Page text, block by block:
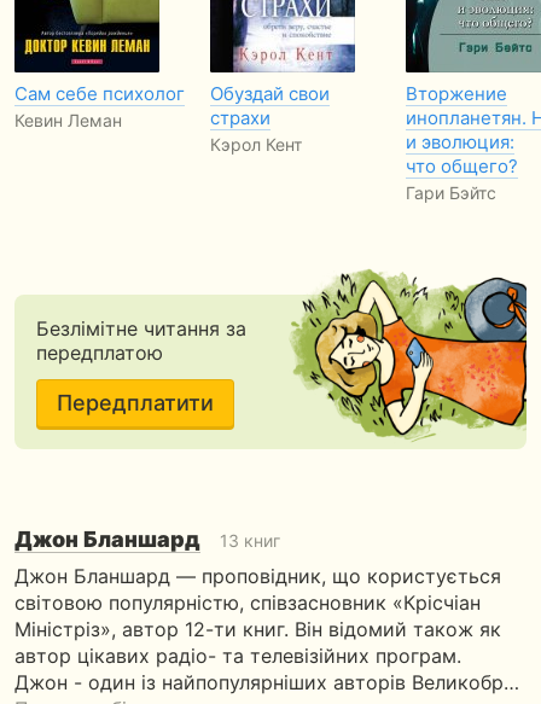
Сам себе психолог
Кевин Леман
Обуздай свои
страхи
Кэрол Кент
Вторжение
инопланетян.
и эволюция:
что общего?
Гари Бэйтс
Безлімітне читання за
передплатою
Передплатити
Джон Бланшард 13 книг
Джон Бланшард — проповідник, що користується
світовою популярністю, співзасновник «Крісчіан
Міністріз», автор 12-ти книг. Він відомий також як
автор цікавих радіо- та телевізійних програм.
Джон - один із найпопулярніших авторів Великобр…